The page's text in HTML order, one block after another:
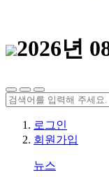
2026년
로그인
회원가입
뉴스